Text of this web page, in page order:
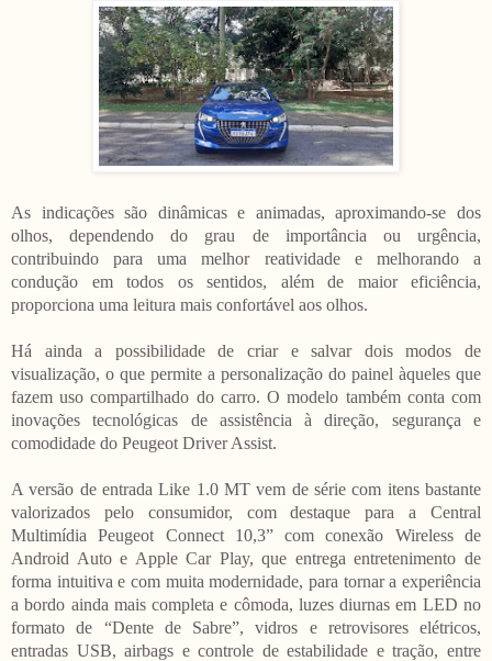
As indicações são dinâmicas e animadas, aproximando-se dos
olhos, dependendo do grau de importância ou urgência,
contribuindo para uma melhor reatividade e melhorando a
condução em todos os sentidos, além de maior eficiência,
proporciona uma leitura mais confortável aos olhos.
Há ainda a possibilidade de criar e salvar dois modos de
visualização, o que permite a personalização do painel àqueles que
fazem uso compartilhado do carro. O modelo também conta com
inovações tecnológicas de assistência à direção, segurança e
comodidade do Peugeot Driver Assist.
A versão de entrada Like 1.0 MT vem de série com itens bastante
valorizados pelo consumidor, com destaque para a Central
Multimídia Peugeot Connect 10,3” com conexão Wireless de
Android Auto e Apple Car Play, que entrega entretenimento de
forma intuitiva e com muita modernidade, para tornar a experiência
a bordo ainda mais completa e cômoda, luzes diurnas em LED no
formato de “Dente de Sabre”, vidros e retrovisores elétricos,
entradas USB, airbags e controle de estabilidade e tração, entre